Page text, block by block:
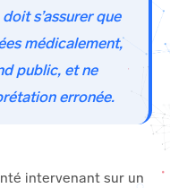
s’assurer que
médicalement,
public, et ne
erronée.
intervenant sur un